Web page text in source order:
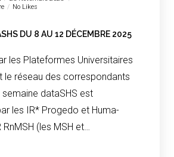
No Likes
DU 8 AU 12 DÉCEMBRE 2025
les Plateformes Universitaires
le réseau des correspondants
semaine dataSHS est
les IR* Progedo et Huma-
RnMSH (les MSH et…